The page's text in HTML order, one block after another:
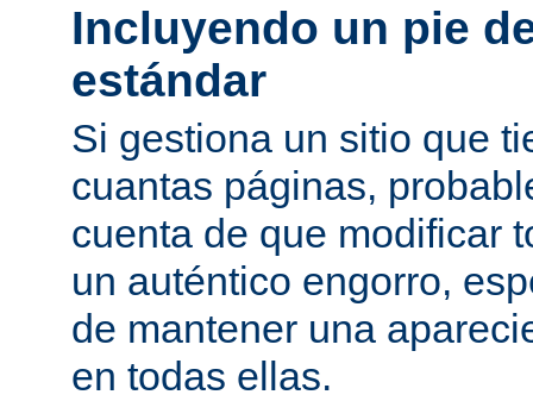
Incluyendo un pie
estándar
Si gestiona un sitio que
cuantas páginas,
cuenta de que modificar
un auténtico engorro,
de mantener una
en todas ellas.